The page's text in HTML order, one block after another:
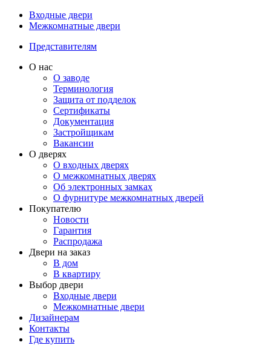
Входные двери
Межкомнатные двери
Представителям
О нас
О заводе
Терминология
Защита от подделок
Сертификаты
Документация
Застройщикам
Вакансии
О дверях
О входных дверях
О межкомнатных дверях
Об электронных замках
О фурнитуре межкомнатных дверей
Покупателю
Новости
Гарантия
Распродажа
Двери на заказ
В дом
В квартиру
Выбор двери
Входные двери
Межкомнатные двери
Дизайнерам
Контакты
Где купить